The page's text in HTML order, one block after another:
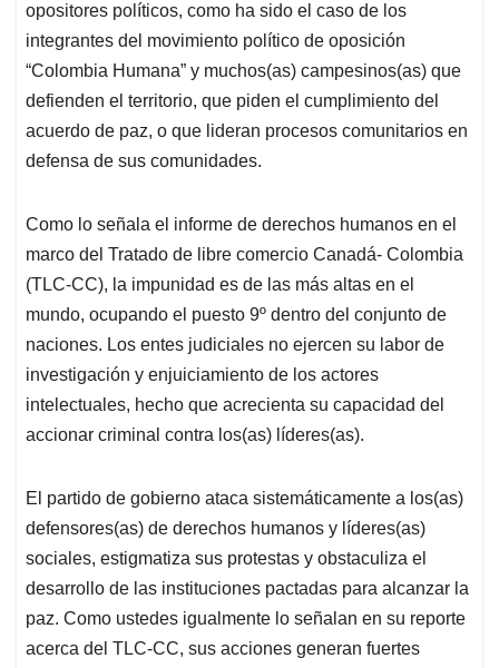
opositores políticos, como ha sido el caso de los
integrantes del movimiento político de oposición
“Colombia Humana” y muchos(as) campesinos(as) que
defienden el territorio, que piden el cumplimiento del
acuerdo de paz, o que lideran procesos comunitarios en
defensa de sus comunidades.
Como lo señala el informe de derechos humanos en el
marco del Tratado de libre comercio Canadá- Colombia
(TLC-CC), la impunidad es de las más altas en el
mundo, ocupando el puesto 9º dentro del conjunto de
naciones. Los entes judiciales no ejercen su labor de
investigación y enjuiciamiento de los actores
intelectuales, hecho que acrecienta su capacidad del
accionar criminal contra los(as) líderes(as).
El partido de gobierno ataca sistemáticamente a los(as)
defensores(as) de derechos humanos y líderes(as)
sociales, estigmatiza sus protestas y obstaculiza el
desarrollo de las instituciones pactadas para alcanzar la
paz. Como ustedes igualmente lo señalan en su reporte
acerca del TLC-CC, sus acciones generan fuertes